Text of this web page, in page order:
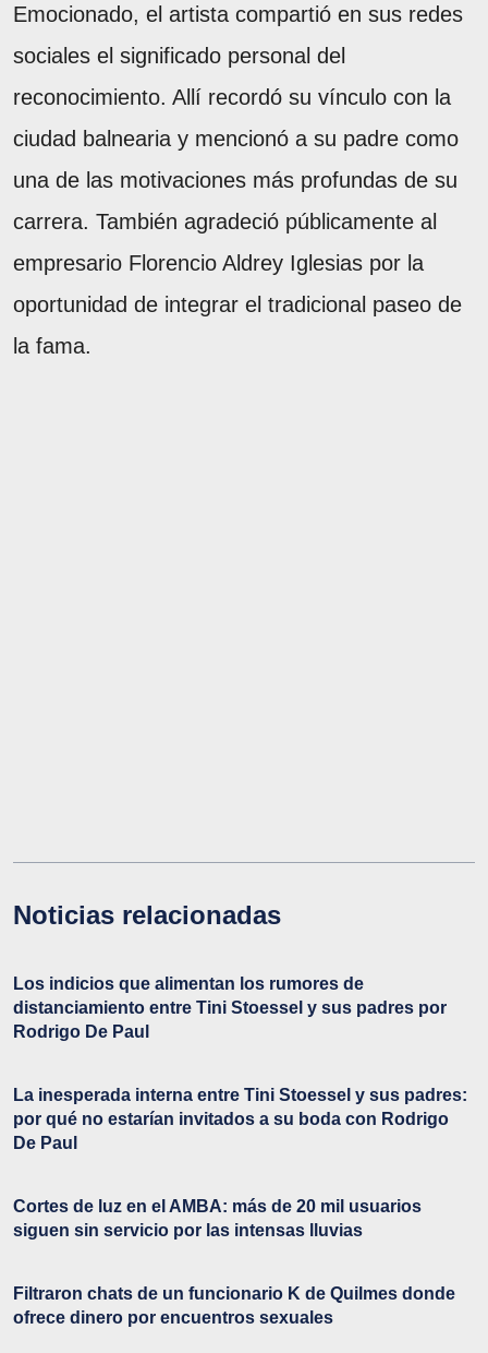
Emocionado, el artista compartió en sus redes
sociales el significado personal del
reconocimiento. Allí recordó su vínculo con la
ciudad balnearia y mencionó a su padre como
una de las motivaciones más profundas de su
carrera. También agradeció públicamente al
empresario Florencio Aldrey Iglesias por la
oportunidad de integrar el tradicional paseo de
la fama.
Noticias relacionadas
Los indicios que alimentan los rumores de
distanciamiento entre Tini Stoessel y sus padres por
Rodrigo De Paul
La inesperada interna entre Tini Stoessel y sus padres:
por qué no estarían invitados a su boda con Rodrigo
De Paul
Cortes de luz en el AMBA: más de 20 mil usuarios
siguen sin servicio por las intensas lluvias
Filtraron chats de un funcionario K de Quilmes donde
ofrece dinero por encuentros sexuales